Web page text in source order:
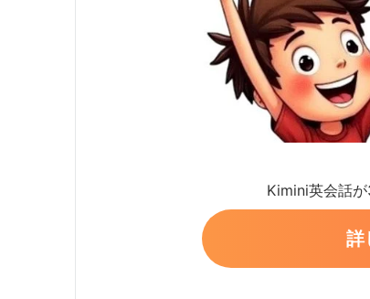
Kimini英会話
詳